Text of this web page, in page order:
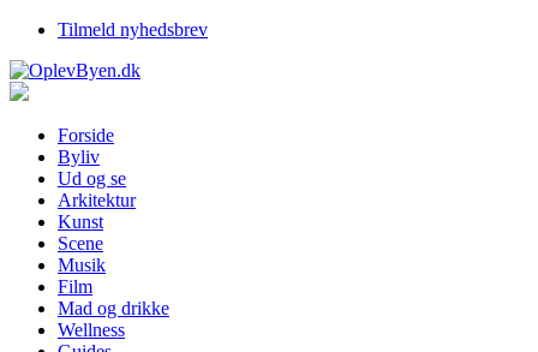
Tilmeld nyhedsbrev
Forside
Byliv
Ud og se
Arkitektur
Kunst
Scene
Musik
Film
Mad og drikke
Wellness